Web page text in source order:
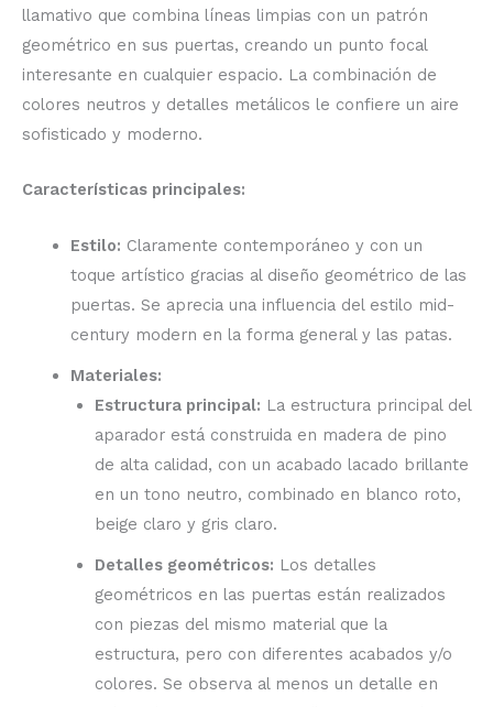
llamativo que combina líneas limpias con un patrón
geométrico en sus puertas, creando un punto focal
interesante en cualquier espacio. La combinación de
colores neutros y detalles metálicos le confiere un aire
sofisticado y moderno.
Características principales:
Estilo: Claramente contemporáneo y con un
toque artístico gracias al diseño geométrico de las
puertas. Se aprecia una influencia del estilo mid-
century modern en la forma general y las patas.
Materiales:
Estructura principal: La estructura principal del
aparador está construida en madera de pino
de alta calidad, con un acabado lacado brillante
en un tono neutro, combinado en blanco roto,
beige claro y gris claro.
Detalles geométricos: Los detalles
geométricos en las puertas están realizados
con piezas del mismo material que la
estructura, pero con diferentes acabados y/o
colores. Se observa al menos un detalle en